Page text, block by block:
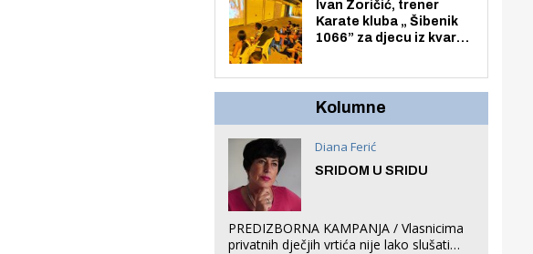
Ivan Zoričić, trener
Karate kluba „ Šibenik
1066” za djecu iz kvarta
organizirao dječje
Kolumne
Diana Ferić
SRIDOM U SRIDU
PREDIZBORNA KAMPANJA / Vlasnicima
privatnih dječjih vrtića nije lako slušati